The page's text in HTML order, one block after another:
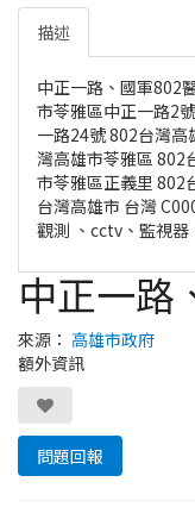
描述
中正一路、國軍802
市苓雅區中正一路2
一路24號 802台灣高
灣高雄市苓雅區 802
市苓雅區正義里 802
台灣高雄市 台灣
觀測 、cctv、監視
中正一路
來源： 高雄市政府
額外資訊
問題回報